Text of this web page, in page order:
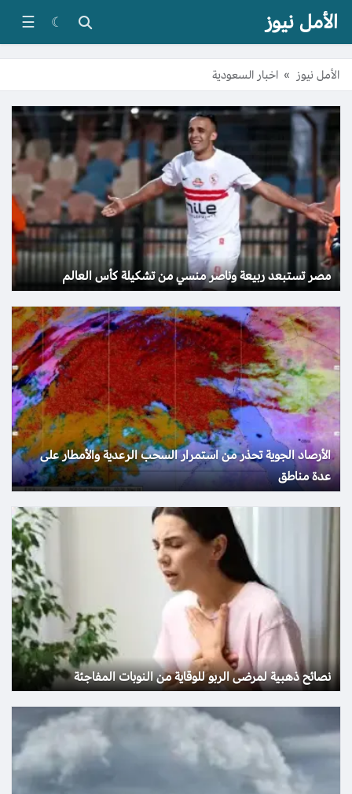
الأمل نيوز ☾
☰
الأمل نيوز » اخبار السعودية
مصر تستبعد ربيعة وناصر منسي من تشكيلة كأس العالم
الأرصاد الجوية تحذر من استمرار السحب الرعدية والأمطار على
عدة مناطق
نصائح ذهبية لمرضى الربو للوقاية من النوبات المفاجئة